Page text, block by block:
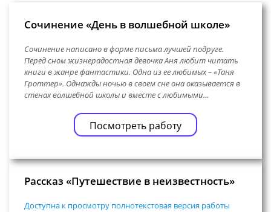
Сочинение «День в волшебной школе»
Сочинение написано в форме письма лучшей подруге.
Перед сном жизнерадостная девочка Аня любит читать
книги в жанре фантастики. Одна из ее любимых – «Таня
Гроттер». Однажды ночью в своем сне она оказывается в
стенах волшебной школы и вместе с любимыми…
Посмотреть работу
Рассказ «Путешествие в неизвестность»
Доступна к просмотру полнотекстовая версия работы